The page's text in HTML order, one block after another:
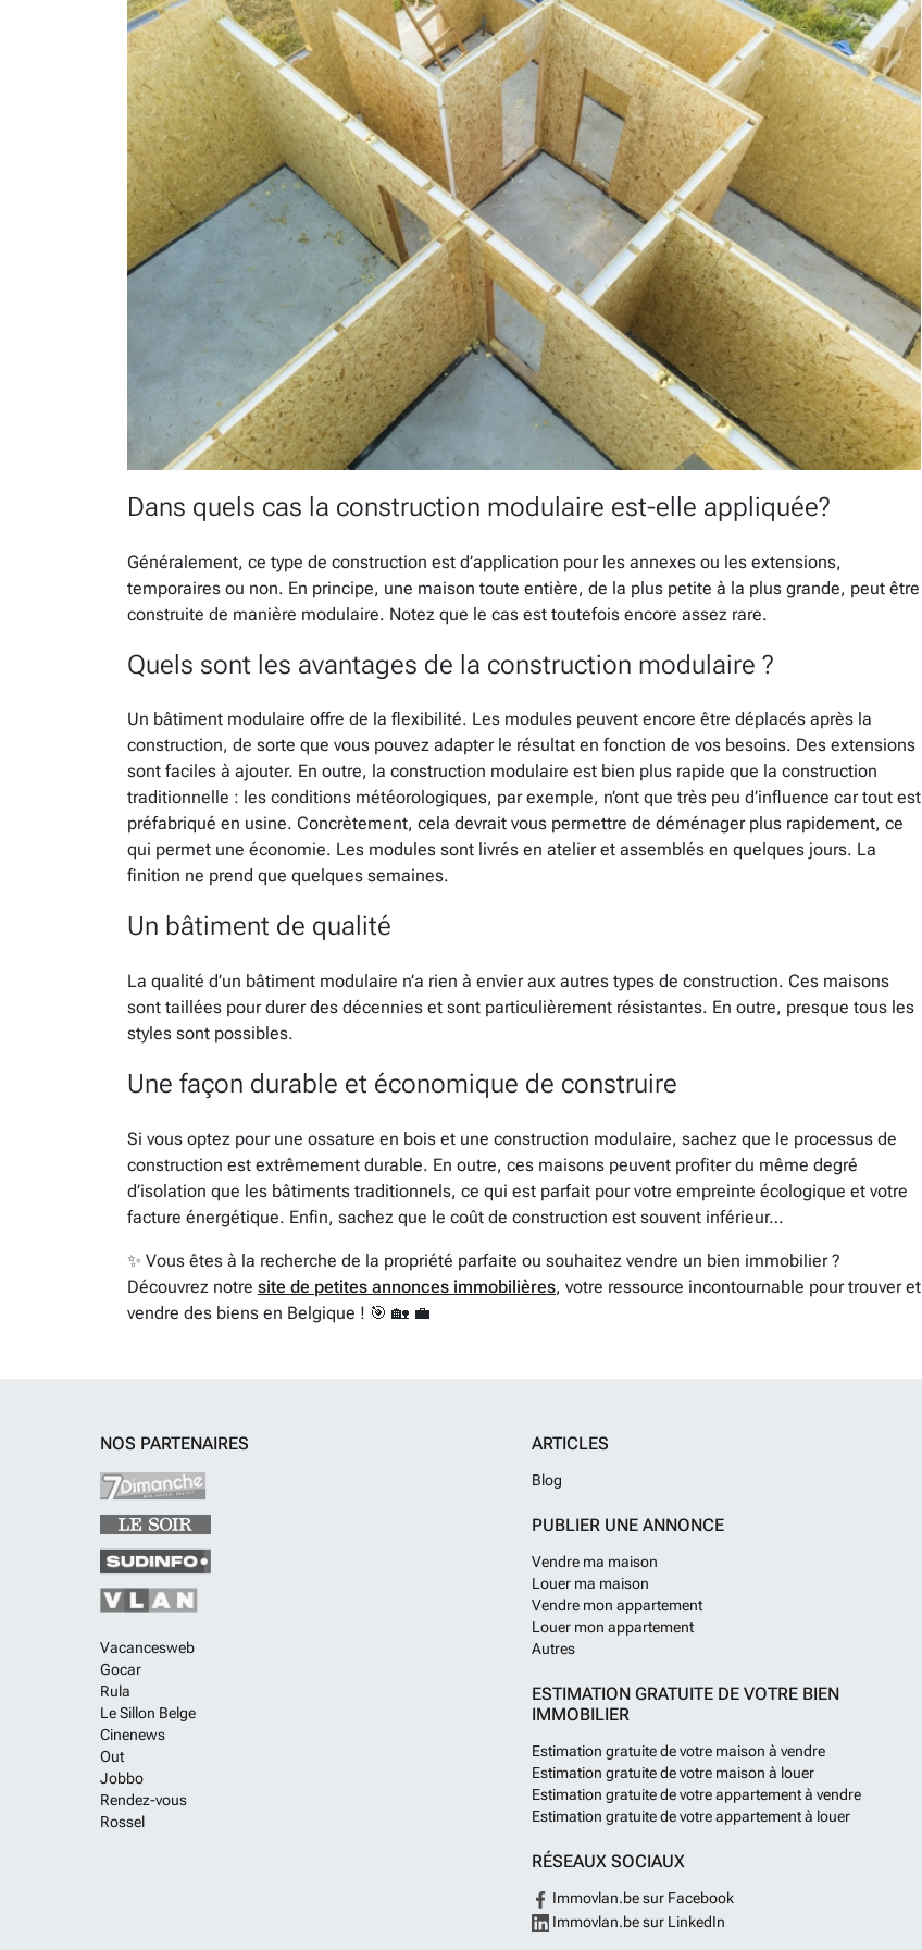
Dans quels cas la construction modulaire est-elle appliquée?
Généralement, ce type de construction est d’application pour les annexes ou les extensions,
temporaires ou non. En principe, une maison toute entière, de la plus petite à la plus grande, peut être
construite de manière modulaire. Notez que le cas est toutefois encore assez rare.
Quels sont les avantages de la construction modulaire ?
Un bâtiment modulaire offre de la flexibilité. Les modules peuvent encore être déplacés après la
construction, de sorte que vous pouvez adapter le résultat en fonction de vos besoins. Des extensions
sont faciles à ajouter. En outre, la construction modulaire est bien plus rapide que la construction
traditionnelle : les conditions météorologiques, par exemple, n’ont que très peu d’influence car tout est
préfabriqué en usine. Concrètement, cela devrait vous permettre de déménager plus rapidement, ce
qui permet une économie. Les modules sont livrés en atelier et assemblés en quelques jours. La
finition ne prend que quelques semaines.
Un bâtiment de qualité
La qualité d’un bâtiment modulaire n’a rien à envier aux autres types de construction. Ces maisons
sont taillées pour durer des décennies et sont particulièrement résistantes. En outre, presque tous les
styles sont possibles.
Une façon durable et économique de construire
Si vous optez pour une ossature en bois et une construction modulaire, sachez que le processus de
construction est extrêmement durable. En outre, ces maisons peuvent profiter du même degré
d’isolation que les bâtiments traditionnels, ce qui est parfait pour votre empreinte écologique et votre
facture énergétique. Enfin, sachez que le coût de construction est souvent inférieur…
✨ Vous êtes à la recherche de la propriété parfaite ou souhaitez vendre un bien immobilier ?
Découvrez notre site de petites annonces immobilières, votre ressource incontournable pour trouver et
vendre des biens en Belgique ! 🎯 🏡 💼
NOS PARTENAIRES
Vacancesweb
Gocar
Rula
Le Sillon Belge
Cinenews
Out
Jobbo
Rendez-vous
Rossel
ARTICLES
Blog
PUBLIER UNE ANNONCE
Vendre ma maison
Louer ma maison
Vendre mon appartement
Louer mon appartement
Autres
ESTIMATION GRATUITE DE VOTRE BIEN
IMMOBILIER
Estimation gratuite de votre maison à vendre
Estimation gratuite de votre maison à louer
Estimation gratuite de votre appartement à vendre
Estimation gratuite de votre appartement à louer
RÉSEAUX SOCIAUX
Immovlan.be sur Facebook
Immovlan.be sur LinkedIn